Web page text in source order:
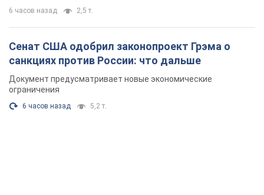
6 часов назад 2,5 т.
Сенат США одобрил законопроект Грэма о
санкциях против России: что дальше
Документ предусматривает новые экономические
ограничения
6 часов назад 5,2 т.